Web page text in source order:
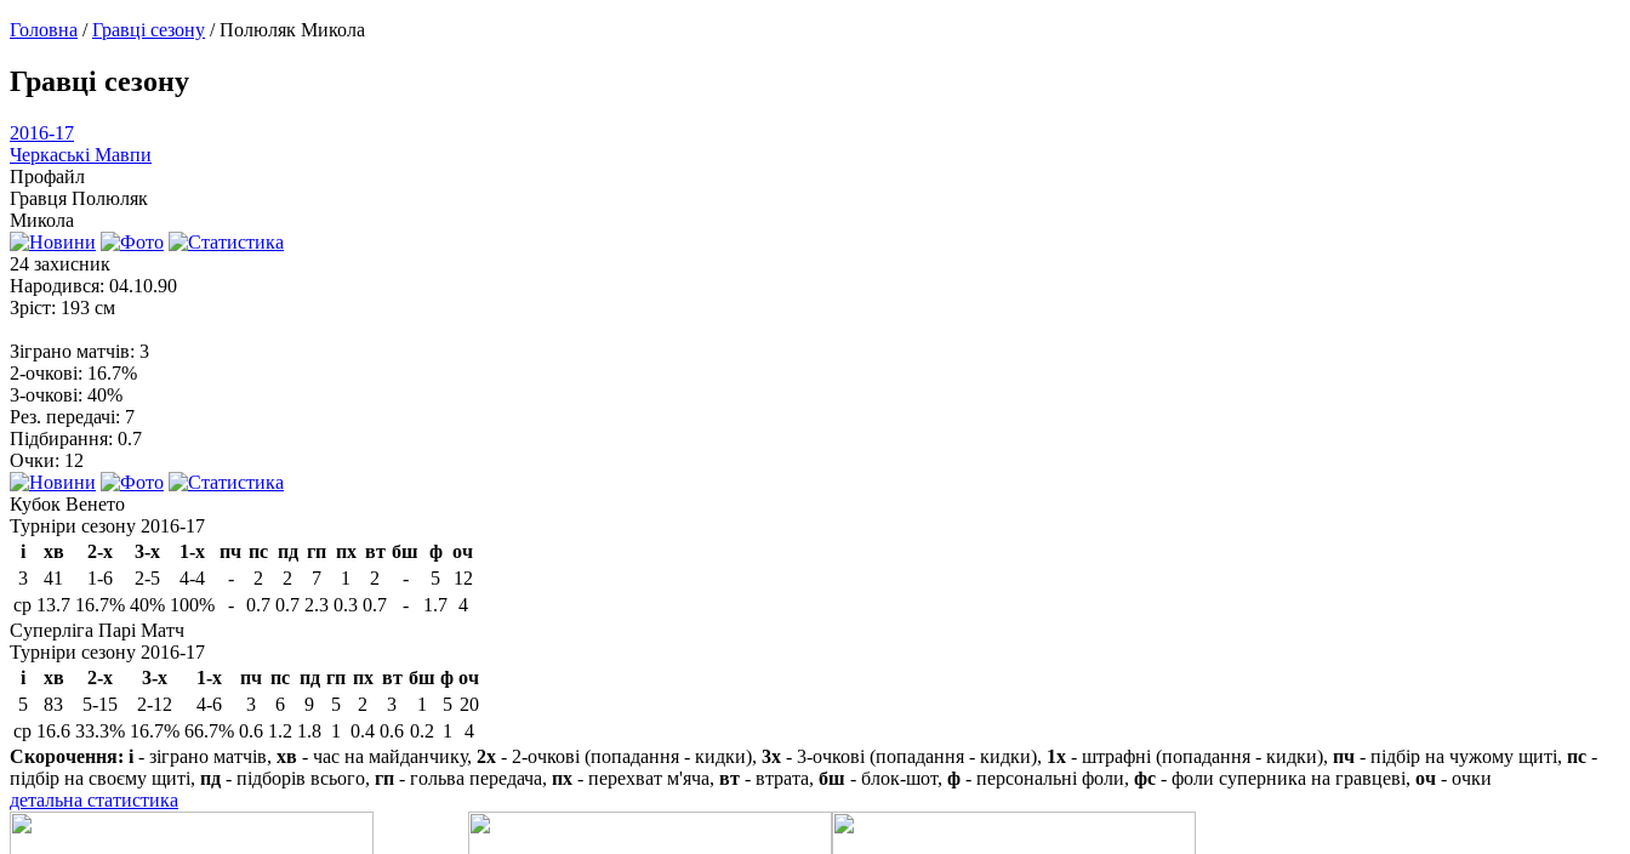
Головна /Гравці сезону /Полюляк Микола
Гравці сезону
2016-17
Черкаські Мавпи
Профайл
Гравця Полюляк
Микола
24 захисник
Народився: 04.10.90
Зріст: 193 см
Зіграно матчів: 3
2-очкові: 16.7%
3-очкові: 40%
Рез. передачі: 7
Підбирання: 0.7
Очки: 12
Кубок Венето
Турніри сезону 2016-17
і
хв 2-х 3-х 1-х пч пс пд гп пх вт бш ф оч
3
41 1-6 2-5 4-4 - 2 2 7 1 2 - 5
12
ср 13.7 16.7% 40% 100% - 0.7 0.7 2.3 0.3 0.7 - 1.7 4
Суперліга Парі Матч
Турніри сезону 2016-17
і
хв 2-х 3-х 1-х пч пс пд гп пх вт бш ф оч
5
83 5-15 2-12 4-6 3 6 9 5 2 3 1 5 20
ср 16.6 33.3% 16.7% 66.7% 0.6 1.2 1.8 1 0.4 0.6 0.2 1
4
Скорочення: і - зіграно матчів, хв - час на майданчику, 2х - 2-очкові (попадання - кидки), 3х - 3-очкові (попадання - кидки), 1х - штрафні (попадання - кидки), пч - підбір на чужому щиті, пс -
підбір на своєму щиті, пд - підборів всього, гп - гольва передача, пх - перехват м'яча, вт - втрата, бш - блок-шот, ф - персональні фоли, фс - фоли суперника на гравцеві, оч - очки
детальна статистика